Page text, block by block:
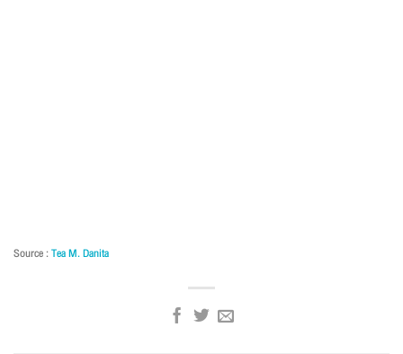
Source :Tea M. Danita